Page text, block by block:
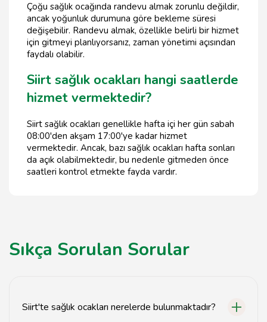
Çoğu sağlık ocağında randevu almak zorunlu değildir,
ancak yoğunluk durumuna göre bekleme süresi
değişebilir. Randevu almak, özellikle belirli bir hizmet
için gitmeyi planlıyorsanız, zaman yönetimi açısından
faydalı olabilir.
Siirt sağlık ocakları hangi saatlerde
hizmet vermektedir?
Siirt sağlık ocakları genellikle hafta içi her gün sabah
08:00'den akşam 17:00'ye kadar hizmet
vermektedir. Ancak, bazı sağlık ocakları hafta sonları
da açık olabilmektedir, bu nedenle gitmeden önce
saatleri kontrol etmekte fayda vardır.
Sıkça Sorulan Sorular
Siirt'te sağlık ocakları nerelerde bulunmaktadır?